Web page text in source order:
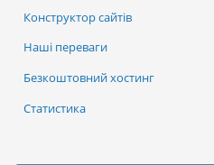
Конструктор сайтів
Наші переваги
Безкоштовний хостинг
Статистика